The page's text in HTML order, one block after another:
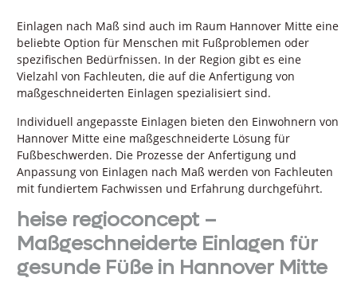
Einlagen nach Maß sind auch im Raum Hannover Mitte eine
beliebte Option für Menschen mit Fußproblemen oder
spezifischen Bedürfnissen. In der Region gibt es eine
Vielzahl von Fachleuten, die auf die Anfertigung von
maßgeschneiderten Einlagen spezialisiert sind.
Individuell angepasste Einlagen bieten den Einwohnern von
Hannover Mitte eine maßgeschneiderte Lösung für
Fußbeschwerden. Die Prozesse der Anfertigung und
Anpassung von Einlagen nach Maß werden von Fachleuten
mit fundiertem Fachwissen und Erfahrung durchgeführt.
heise regioconcept –
Maßgeschneiderte Einlagen für
gesunde Füße in Hannover Mitte